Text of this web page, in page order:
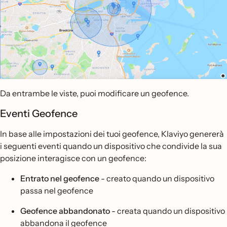
Da entrambe le viste, puoi modificare un geofence.
Eventi Geofence
In base alle impostazioni dei tuoi geofence, Klaviyo genererà
i seguenti eventi quando un dispositivo che condivide la sua
posizione interagisce con un geofence:
Entrato nel geofence - creato quando un dispositivo
passa nel geofence
Geofence abbandonato - creata quando un dispositivo
abbandona il geofence